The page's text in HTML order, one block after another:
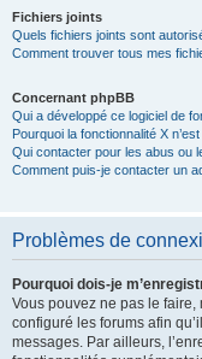
Fichiers joints
Quels fichiers joints sont
Comment trouver tous mes
Concernant phpBB
Qui a développé ce logiciel de
Pourquoi la fonctionnalité X
Qui contacter pour les abus ou
Comment puis-je contacter un
Problèmes de
Pourquoi dois-je
Vous pouvez ne pas le faire,
configuré les forums afin
messages. Par ailleurs,